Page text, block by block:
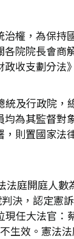
權，為保
院院長會
收支劃分
及行政院
為其監督
則置國家法
庭開庭人
決，認定
任大法官
生效。憲法